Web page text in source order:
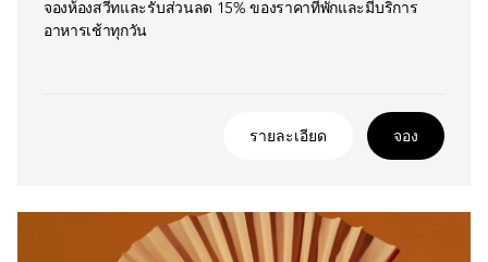
จองห้องสวีทและรับส่วนลด 15% ของราคาที่พักและมีบริการ
อาหารเช้าทุกวัน
รายละเอียด จอง